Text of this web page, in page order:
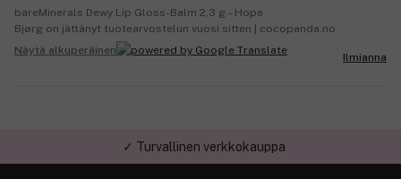
bareMinerals Dewy Lip Gloss-Balm 2,3 g – Hope
Bjørg on jättänyt tuotearvostelun vuosi sitten | cocopanda.no
Näytä alkuperäinen
Ilmianna
✓ Turvallinen verkkokauppa